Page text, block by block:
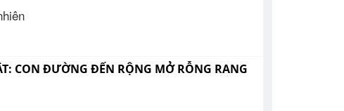
CON ĐƯỜNG ĐẾN RỘNG MỞ RỖNG RANG